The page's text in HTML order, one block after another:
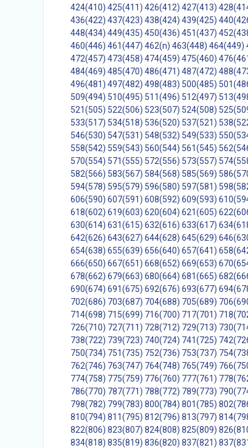
424(410) 425(411) 426(412) 427(413)
436(422) 437(423) 438(424) 439(425)
448(434) 449(435) 450(436) 451(437)
460(446) 461(447) 462(n) 463(448) 464(449)
472(457) 473(458) 474(459) 475(460)
484(469) 485(470) 486(471) 487(472)
496(481) 497(482) 498(483) 500(485)
509(494) 510(495) 511(496) 512(497)
521(505) 522(506) 523(507) 524(508)
533(517) 534(518) 536(520) 537(521)
546(530) 547(531) 548(532) 549(533)
558(542) 559(543) 560(544) 561(545)
570(554) 571(555) 572(556) 573(557)
582(566) 583(567) 584(568) 585(569)
594(578) 595(579) 596(580) 597(581)
606(590) 607(591) 608(592) 609(593)
618(602) 619(603) 620(604) 621(605)
630(614) 631(615) 632(616) 633(617)
642(626) 643(627) 644(628) 645(629)
654(638) 655(639) 656(640) 657(641)
666(650) 667(651) 668(652) 669(653)
678(662) 679(663) 680(664) 681(665)
690(674) 691(675) 692(676) 693(677)
702(686) 703(687) 704(688) 705(689)
714(698) 715(699) 716(700) 717(701)
726(710) 727(711) 728(712) 729(713)
738(722) 739(723) 740(724) 741(725)
750(734) 751(735) 752(736) 753(737)
762(746) 763(747) 764(748) 765(749)
774(758) 775(759) 776(760) 777(761)
786(770) 787(771) 788(772) 789(773)
798(782) 799(783) 800(784) 801(785)
810(794) 811(795) 812(796) 813(797)
822(806) 823(807) 824(808) 825(809)
834(818) 835(819) 836(820) 837(821)